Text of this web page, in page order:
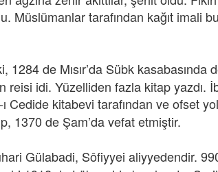
tarafından kağıt imali
1284 de Mısır’da Sübk
reisi idi. Yüzelliden fazla kitap yazdı.
Cedide kitabevi tarafından ve ofset
1370 de Şam’da vefat etmiştir.
Gülabadi, Sôfiyyei aliyyedendir.